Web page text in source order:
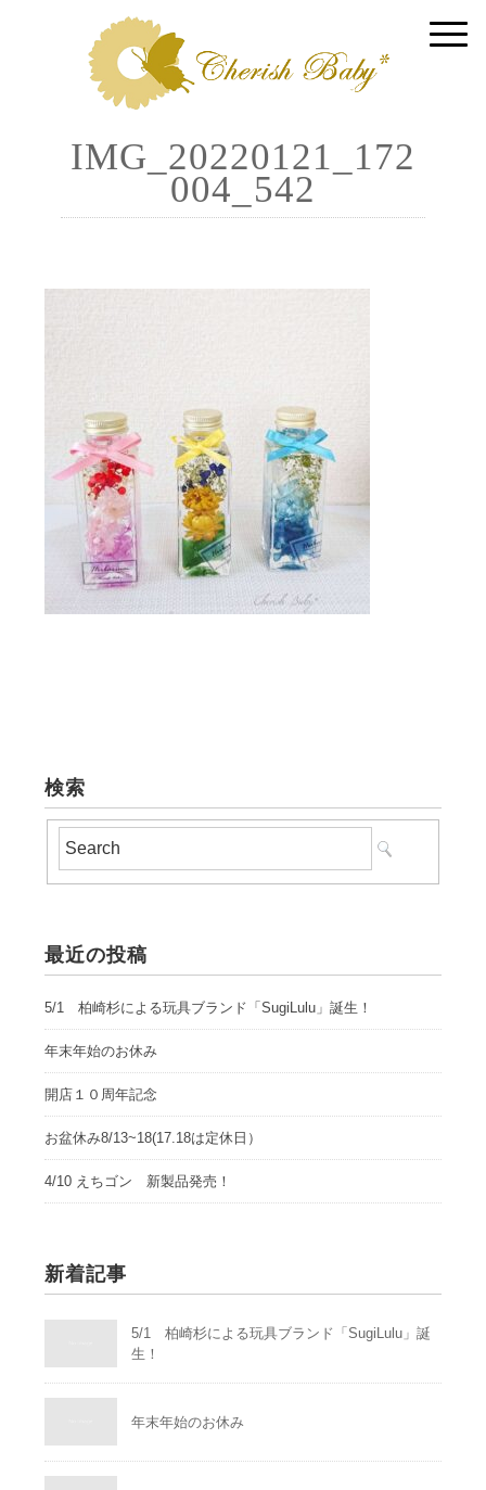
IMG_20220121_172
004_542
検索
最近の投稿
5/1 柏崎杉による玩具ブランド「SugiLulu」誕生！
年末年始のお休み
開店１０周年記念
お盆休み8/13~18(17.18は定休日）
4/10 えちゴン 新製品発売！
新着記事
5/1 柏崎杉による玩具ブランド「SugiLulu」誕
生！
年末年始のお休み